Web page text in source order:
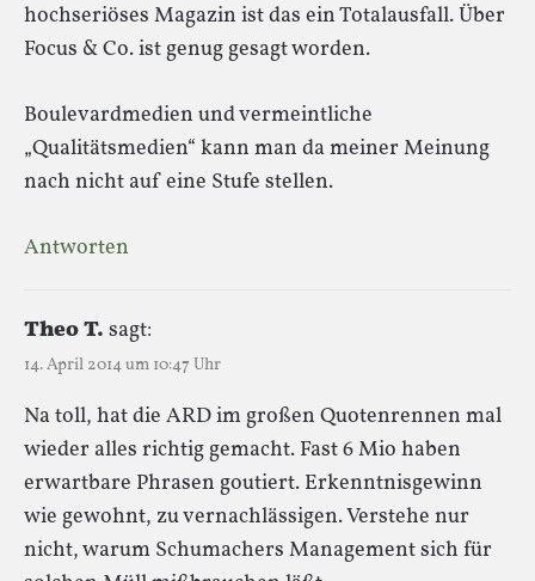
hochseriöses Magazin ist das ein Totalausfall. Über
Focus & Co. ist genug gesagt worden.
Boulevardmedien und vermeintliche
„Qualitätsmedien“ kann man da meiner Meinung
nach nicht auf eine Stufe stellen.
Antworten
Theo T. sagt:
14. April 2014 um 10:47 Uhr
Na toll, hat die ARD im großen Quotenrennen mal
wieder alles richtig gemacht. Fast 6 Mio haben
erwartbare Phrasen goutiert. Erkenntnisgewinn
wie gewohnt, zu vernachlässigen. Verstehe nur
nicht, warum Schumachers Management sich für